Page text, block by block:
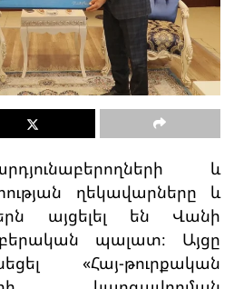
և
ղեկավարները և
այցելել են Վանի
պալատ։ Այցը
«Հայ-թուրքական